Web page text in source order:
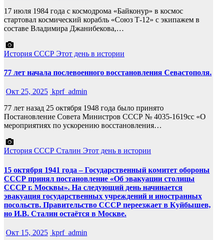
17 июля 1984 года с космодрома «Байконур» в космос
стартовал космический корабль «Союз Т-12» с экипажем в
составе Владимира Джанибекова,…
История СССР Этот день в истории
77 лет начала послевоенного восстановления Севастополя.
Окт 25, 2025 kprf_admin
77 лет назад 25 октября 1948 года было принято
Постановление Совета Министров СССР № 4035-1619сс «О
мероприятиях по ускорению восстановления…
История СССР Сталин Этот день в истории
15 октября 1941 года – Государственный комитет обороны
СССР принял постановление «Об эвакуации столицы
СССР г. Москвы». На следующий день начинается
эвакуация государственных учреждений и иностранных
посольств. Правительство СССР переезжает в Куйбышев,
но И.В. Сталин остаётся в Москве.
Окт 15, 2025 kprf_admin